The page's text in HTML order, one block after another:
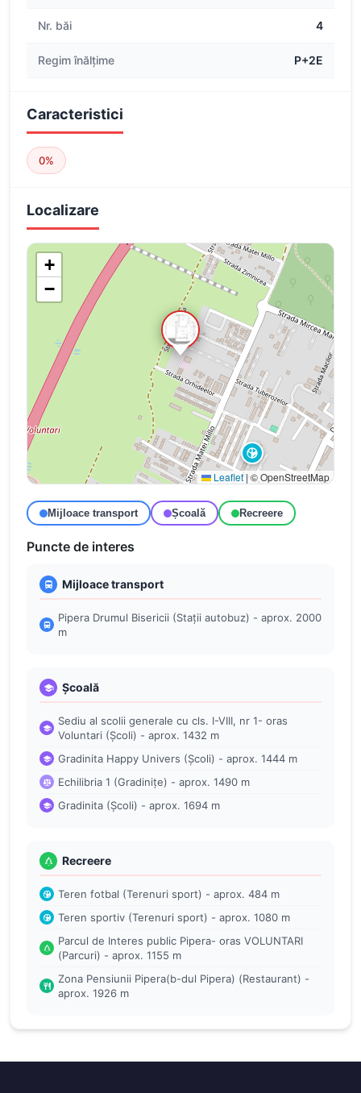
Nr. băi 4
Regim înălțime P+2E
Caracteristici
0%
Localizare
+
−
Leaflet|© OpenStreetMap
Mijloace transport Școală Recreere
Puncte de interes
Mijloace transport
Pipera Drumul Bisericii (Stații autobuz) - aprox. 2000
m
Școală
Sediu al scolii generale cu cls. I-VIII, nr 1- oras
Voluntari (Școli) - aprox. 1432 m
Gradinita Happy Univers (Școli) - aprox. 1444 m
Echilibria 1 (Gradinițe) - aprox. 1490 m
Gradinita (Școli) - aprox. 1694 m
Recreere
Teren fotbal (Terenuri sport) - aprox. 484 m
Teren sportiv (Terenuri sport) - aprox. 1080 m
Parcul de Interes public Pipera- oras VOLUNTARI
(Parcuri) - aprox. 1155 m
Zona Pensiunii Pipera(b-dul Pipera) (Restaurant) -
aprox. 1926 m